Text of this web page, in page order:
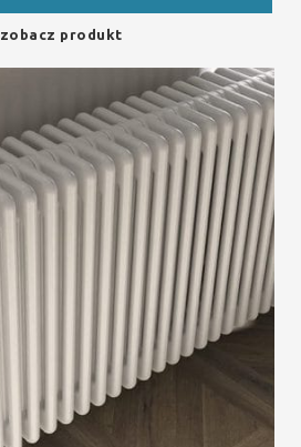
zobacz produkt